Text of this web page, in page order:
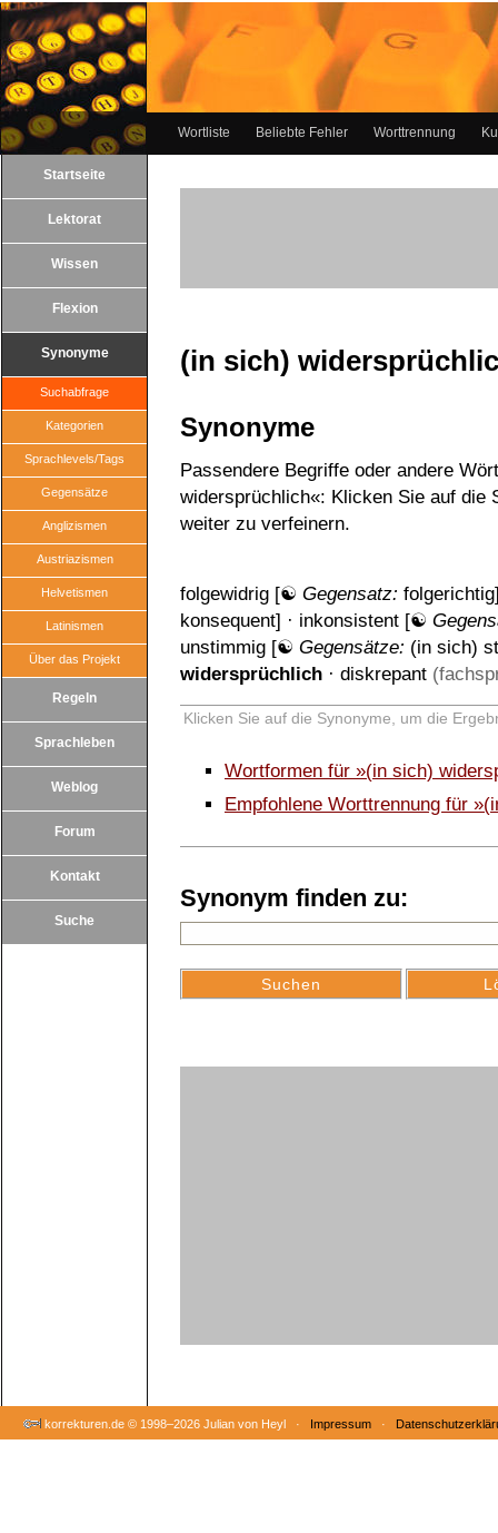
Wortliste Beliebte Fehler Worttrennung
Startseite
Lektorat
Wissen
Flexion
Synonyme
Suchabfrage
Kategorien
Sprachlevels/Tags
Gegensätze
Anglizismen
Austriazismen
Helvetismen
Latinismen
Über das Projekt
Regeln
Sprachleben
Weblog
Forum
Kontakt
Suche
(in sich)
Synonyme
Passendere Begriffe oder andere
widersprüchlich«: Klicken Sie auf die
weiter zu verfeinern.
folgewidrig [☯ Gegensatz: folgerichtig
konsequent] · inkonsistent [☯
unstimmig [☯ Gegensätze: (in sich)
widersprüchlich · diskrepant
Klicken Sie auf die Synonyme, um die
Wortformen für »(in sich)
Empfohlene Worttrennung für
Synonym finden zu:
korrekturen.de © 1998–2026 Julian von Heyl · Impressum ·